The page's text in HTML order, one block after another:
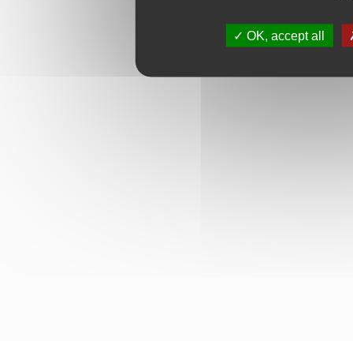
OK, accept all